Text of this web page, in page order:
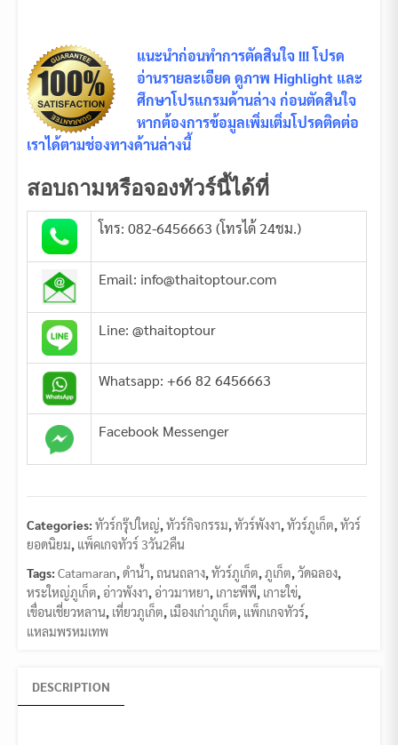
แนะนำก่อนทำการตัดสินใจ !!! โปรด
อ่านรายละเอียด ดูภาพ Highlight และ
ศึกษาโปรแกรมด้านล่าง ก่อนตัดสินใจ
หากต้องการข้อมูลเพิ่มเติ่มโปรดติดต่อ
เราได้ตามช่องทางด้านล่างนี้
สอบถามหรือจองทัวร์นี้ได้ที่
โทร: 082-6456663 (โทรได้ 24ชม.)
Email: info@thaitoptour.com
Line: @thaitoptour
Whatsapp: +66 82 6456663
Facebook Messenger
Categories: ทัวร์กรุ๊ปใหญ่,ทัวร์กิจกรรม,ทัวร์พังงา,ทัวร์ภูเก็ต,ทัวร์
ยอดนิยม, แพ็คเกจทัวร์ 3วัน2คืน
Tags: Catamaran,ดำน้ำ,ถนนถลาง,ทัวร์ภูเก็ต,ภูเก็ต,วัดฉลอง,
หระใหญ่ภูเก็ต,อ่าวพังงา,อ่าวมาหยา, เกาะพีพี, เกาะใข่,
เขื่อนเชี่ยวหลาน, เที่ยวภูเก็ต, เมืองเก่าภูเก็ต, แพ็กเกจทัวร์,
แหลมพรหมเทพ
DESCRIPTION